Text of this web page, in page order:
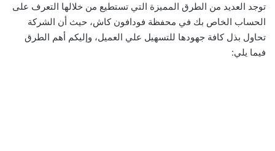
توجد العديد من الطرق المميزة التي تستطيع من خلالها التعرف على
الحساب الخاص بك في محفظة فودافون كاش، حيث أن الشركة
تحاول بذل كافة جهودها للتسهيل علي العميل، وإليكم أهم الطرق
فيما يلي: